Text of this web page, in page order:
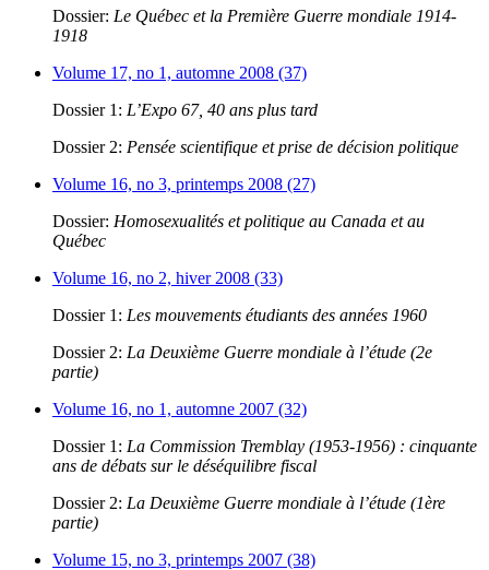
Dossier: Le Québec et la Première Guerre mondiale 1914-
1918
Volume 17, no 1, automne 2008 (37)
Dossier 1: L’Expo 67, 40 ans plus tard
Dossier 2: Pensée scientifique et prise de décision politique
Volume 16, no 3, printemps 2008 (27)
Dossier: Homosexualités et politique au Canada et au
Québec
Volume 16, no 2, hiver 2008 (33)
Dossier 1: Les mouvements étudiants des années 1960
Dossier 2: La Deuxième Guerre mondiale à l’étude (2e
partie)
Volume 16, no 1, automne 2007 (32)
Dossier 1: La Commission Tremblay (1953-1956) : cinquante
ans de débats sur le déséquilibre fiscal
Dossier 2: La Deuxième Guerre mondiale à l’étude (1ère
partie)
Volume 15, no 3, printemps 2007 (38)